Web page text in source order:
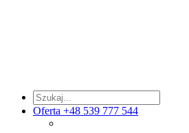
Oferta +48 539 777 544